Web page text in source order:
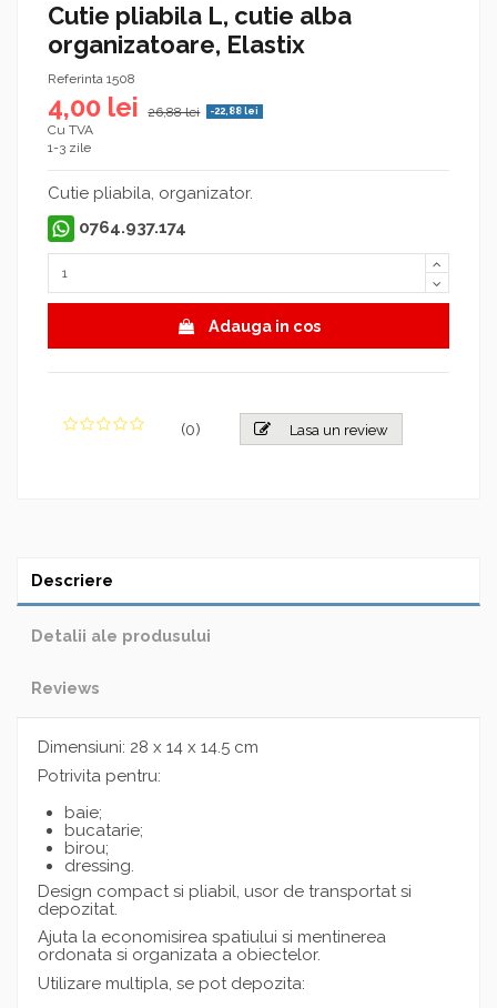
Cutie pliabila L, cutie alba
organizatoare, Elastix
Referinta 1508
4,00 lei 26,88 lei -22,88 lei
Cu TVA
1-3 zile
Cutie pliabila, organizator.
0764.937.174
Adauga in cos
(0) Lasa un review
Descriere
Detalii ale produsului
Reviews
Dimensiuni: 28 x 14 x 14.5 cm
Potrivita pentru:
baie;
bucatarie;
birou;
dressing.
Design compact si pliabil, usor de transportat si
depozitat.
Ajuta la economisirea spatiului si mentinerea
ordonata si organizata a obiectelor.
Utilizare multipla, se pot depozita: